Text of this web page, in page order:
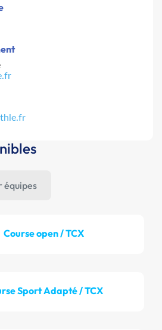
équipes
Course open / TCX
Sport Adapté / TCX